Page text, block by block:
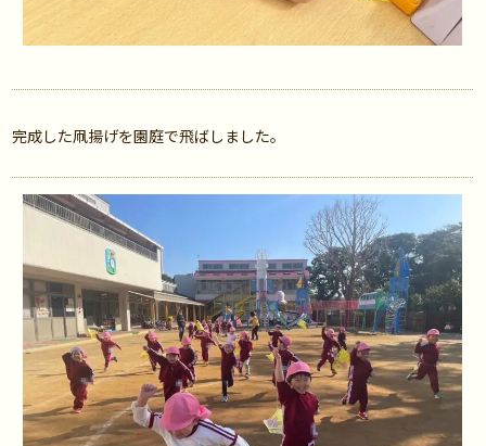
完成した凧揚げを園庭で飛ばしました。